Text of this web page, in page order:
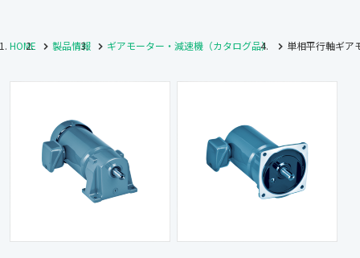
HOME 製品情報 ギアモーター・減速機（カタログ品） 単相平行軸ギア